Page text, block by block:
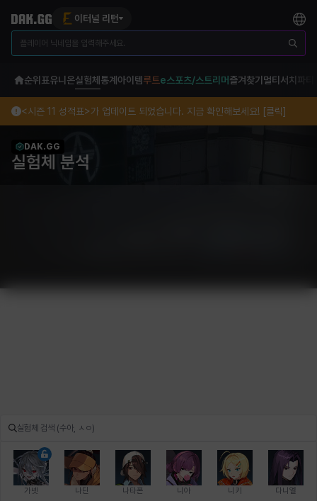
이터널 리턴
순위표유니온실험체 통계 아이템루트e스포츠/스트리머 즐겨찾기 멀티서치 파티
<시즌 11 성적표>가 업데이트 되었습니다. 지금 확인해보세요! [클릭]
DAK.GG
실험체 분석
가넷 나딘 나타폰 니아 니키 다니엘